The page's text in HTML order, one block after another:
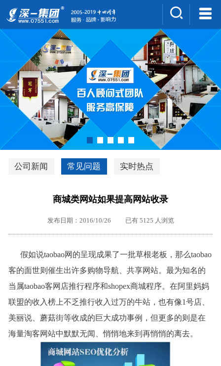
集团介绍
人才招聘
案例展示
新闻中心
深一风采
联系我们
深优通系统V3.0
深一集团优势
外地客户专栏
公司新闻 常见问题 实时热点
商城类网站如果提高网站收录
发布日期：2016/10/26 已有 5125 人浏览
假如说taobao网的呈现成果了一批草根老板，那么taobao
客的面世则催生出许多购物导航、共享网站。最为知名的
当属taobao客网店推行程序和shopex商城程序。在阿里妈妈
联盟的收入榜上不乏推行收入过万的牛站，也有像1号店、
美丽说、蘑菇街等收成的巨大成功事例，但更多的则是在
海量淘客网站中默默无闻、悄悄地来到再悄悄的离去。